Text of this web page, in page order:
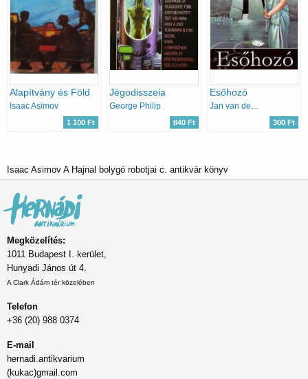
Alapítvány és Föld
Isaac Asimov
1 100 Ft
Jégodisszeia
George Philip
840 Ft
Esőhozó
300 Ft
Isaac Asimov A Hajnal bolygó robotjai c. antikvár könyv
Megközelítés:
1011 Budapest I. kerület,
Hunyadi János út 4.
A Clark Ádám tér közelében
Telefon
+36 (20) 988 0374
E-mail
hernadi.antikvarium
(kukac)gmail.com